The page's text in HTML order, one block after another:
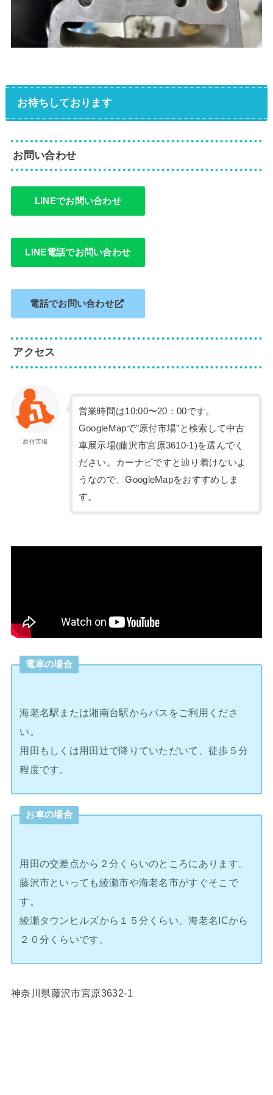
お待ちしております
お問い合わせ
LINEでお問い合わせ
LINE電話でお問い合わせ
電話でお問い合わせ
アクセス
原付市場
営業時間は10:00〜20：00です。
GoogleMapで”原付市場”と検索して中古
車展示場(藤沢市宮原3610-1)を選んでく
ださい。カーナビですと辿り着けないよ
うなので、GoogleMapをおすすめしま
す。
電車の場合
海老名駅または湘南台駅からバスをご利用くださ
い。
用田もしくは用田辻で降りていただいて、徒歩５分
程度です。
お車の場合
用田の交差点から２分くらいのところにあります。
藤沢市といっても綾瀬市や海老名市がすぐそこで
す。
綾瀬タウンヒルズから１５分くらい、海老名ICから
２０分くらいです。
神奈川県藤沢市宮原3632-1